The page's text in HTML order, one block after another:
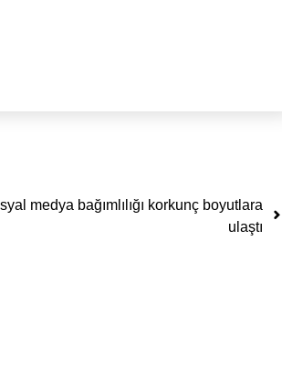
medya bağımlılığı korkunç boyutlara
ulaştı